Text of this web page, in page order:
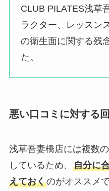
CLUB PILATES浅草
ラクター、レッスン
の衛生面に関する残
た。
悪い口コミに対する
浅草吾妻橋店には複数
しているため、 自分に
えておくのがオススメで